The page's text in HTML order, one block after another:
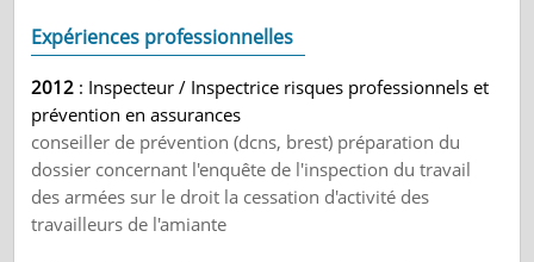
Expériences professionnelles
2012 : Inspecteur / Inspectrice risques professionnels et
prévention en assurances
conseiller de prévention (dcns, brest) préparation du
dossier concernant l'enquête de l'inspection du travail
des armées sur le droit la cessation d'activité des
travailleurs de l'amiante